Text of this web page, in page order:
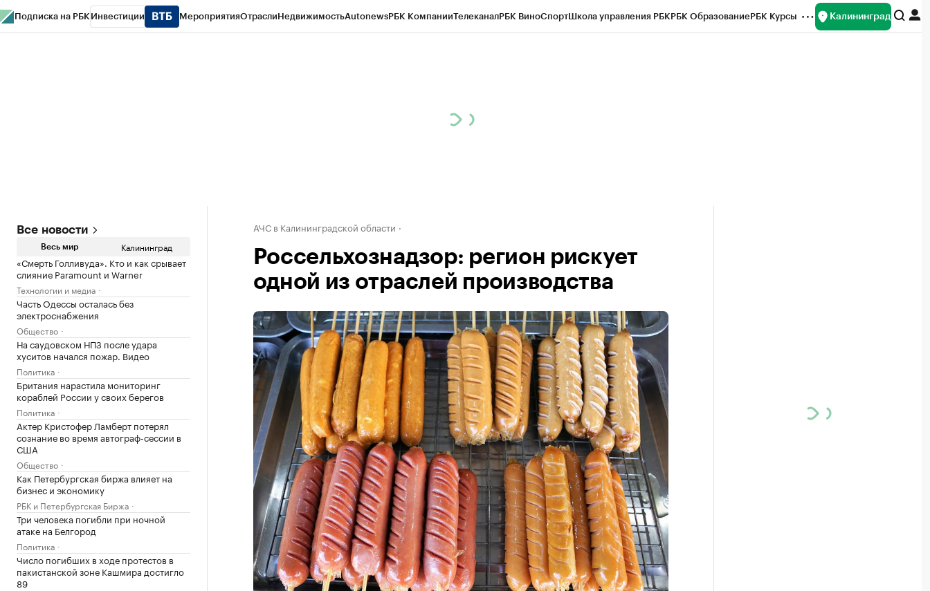
Подписка на РБК Инвестиции МероприятияОтраслиНедвижимостьAutonewsРБК КомпанииТелеканалРБК ВиноСпортШкола управления РБКРБК ОбразованиеРБК Курсы Калининград
Все новости
Весь мир Калининград
«Смерть Голливуда». Кто и как срывает
слияние Paramount и Warner
Технологии и медиа
Часть Одессы осталась без
электроснабжения
Общество
На саудовском НПЗ после удара
хуситов начался пожар. Видео
Политика
Британия нарастила мониторинг
кораблей России у своих берегов
Политика
Актер Кристофер Ламберт потерял
сознание во время автограф-сессии в
США
Общество
Как Петербургская биржа влияет на
бизнес и экономику
РБК и Петербургская Биржа
Три человека погибли при ночной
атаке на Белгород
Политика
Число погибших в ходе протестов в
пакистанской зоне Кашмира достигло
89
АЧС в Калининградской области
Россельхознадзор: регион рискует
одной из отраслей производства